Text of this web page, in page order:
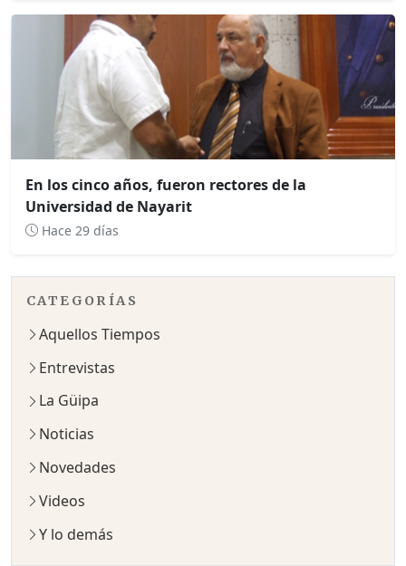
En los cinco años, fueron rectores de la
Universidad de Nayarit
Hace 29 días
CATEGORÍAS
Aquellos Tiempos
Entrevistas
La Güipa
Noticias
Novedades
Videos
Y lo demás